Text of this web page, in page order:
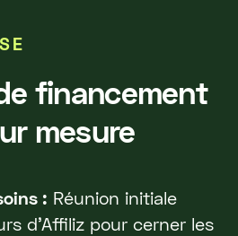
financement
mesure
: Réunion initiale
d'Affiliz pour cerner les